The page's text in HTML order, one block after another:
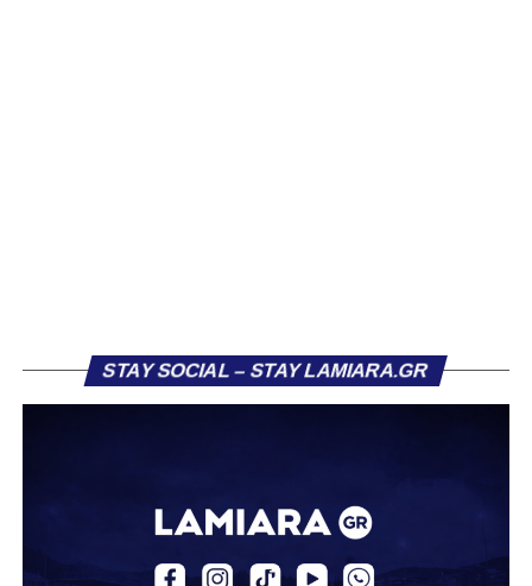
«Ο Α.Ο. Σαρωνικός Αναβύσσου ανακοινώνει την
περσινή σεζόν πραγματοποίησε γεμάτη χρονιά στη Γ’
STAY SOCIAL – STAY LAMIARA.GR